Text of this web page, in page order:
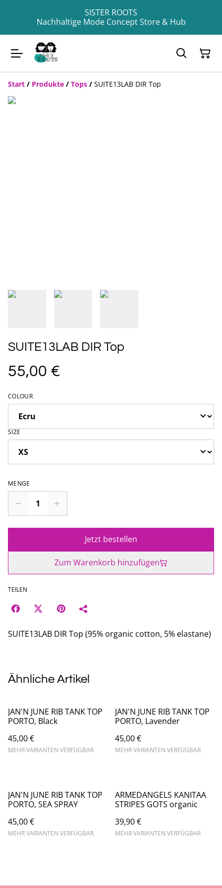
SISTER ROOTS
Nachhaltige Mode Concept Store & Hub
Start / Produkte / Tops / SUITE13LAB DIR Top
SUITE13LAB DIR Top
55,00 €
COLOUR
SIZE
MENGE
Jetzt bestellen
Zum Warenkorb hinzufügen
TEILEN
SUITE13LAB DIR Top (95% organic cotton, 5% elastane)
Ähnliche Artikel
JAN'N JUNE RIB TANK TOP
PORTO, Black
45,00 €
MEHR VARIANTEN VERFÜGBAR
JAN'N JUNE RIB TANK TOP
PORTO, Lavender
45,00 €
MEHR VARIANTEN VERFÜGBAR
JAN'N JUNE RIB TANK TOP
PORTO, SEA SPRAY
45,00 €
MEHR VARIANTEN VERFÜGBAR
ARMEDANGELS KANITAA
STRIPES GOTS organic
39,90 €
MEHR VARIANTEN VERFÜGBAR